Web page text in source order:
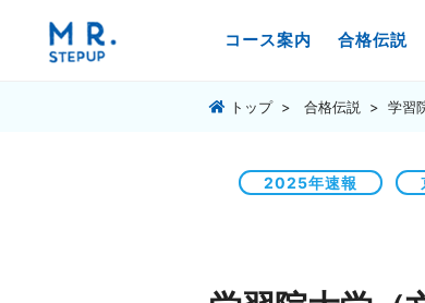
コース案内 合格伝説
トップ 合格伝説 学習
2025年速報